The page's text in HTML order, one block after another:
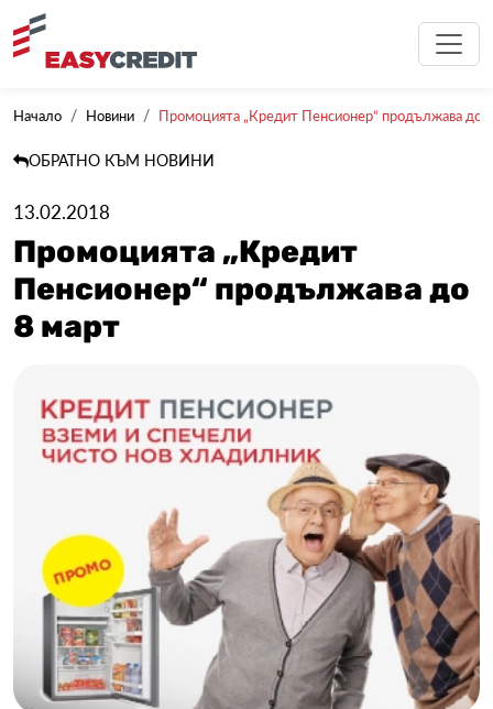
Начало Новини Промоцията „Кредит Пенсионер“ продължава до
ОБРАТНО КЪМ НОВИНИ
13.02.2018
Промоцията „Кредит
Пенсионер“ продължава до
8 март